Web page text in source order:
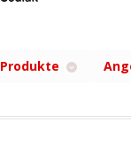
Produkte